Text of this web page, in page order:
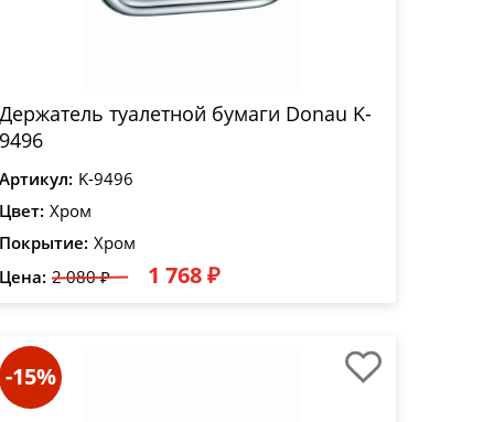
Держатель туалетной бумаги Donau K-
9496
Артикул: K-9496
Цвет: Хром
Покрытие: Хром
Цена: 2 080 ₽ 1 768 ₽
-15%